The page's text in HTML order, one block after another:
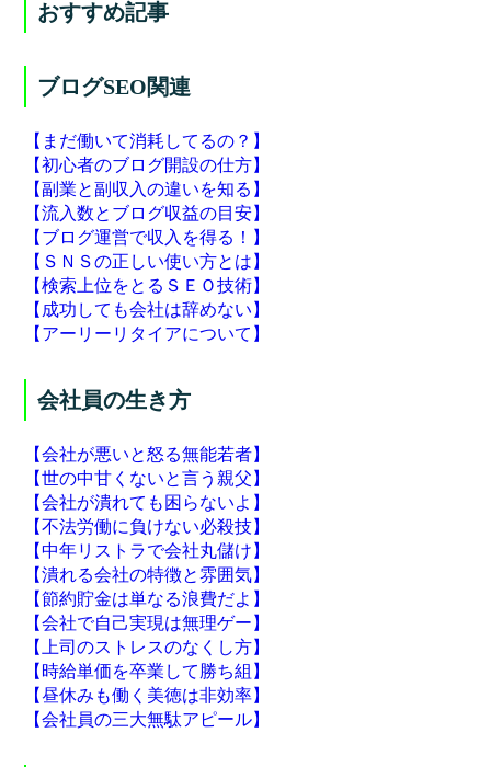
おすすめ記事
ブログSEO関連
【まだ働いて消耗してるの？】
【初心者のブログ開設の仕方】
【副業と副収入の違いを知る】
【流入数とブログ収益の目安】
【ブログ運営で収入を得る！】
【ＳＮＳの正しい使い方とは】
【検索上位をとるＳＥＯ技術】
【成功しても会社は辞めない】
【アーリーリタイアについて】
会社員の生き方
【会社が悪いと怒る無能若者】
【世の中甘くないと言う親父】
【会社が潰れても困らないよ】
【不法労働に負けない必殺技】
【中年リストラで会社丸儲け】
【潰れる会社の特徴と雰囲気】
【節約貯金は単なる浪費だよ】
【会社で自己実現は無理ゲー】
【上司のストレスのなくし方】
【時給単価を卒業して勝ち組】
【昼休みも働く美徳は非効率】
【会社員の三大無駄アピール】